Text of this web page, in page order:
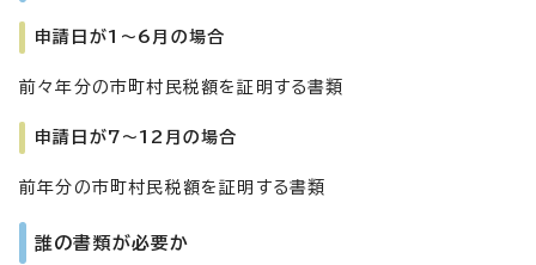
申請日が1～6月の場合
前々年分の市町村民税額を証明する書類
申請日が7～12月の場合
前年分の市町村民税額を証明する書類
誰の書類が必要か